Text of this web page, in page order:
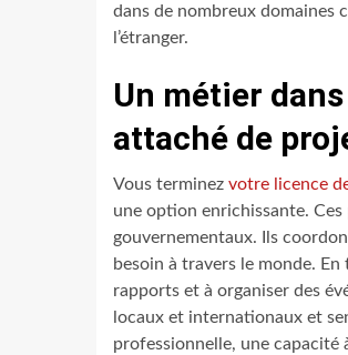
dans de nombreux domaines
l’étranger.
Un métier
attaché de
Vous terminez votre licence
une option enrichissante.
gouvernementaux. Ils
besoin à travers le monde.
rapports et à organiser des
locaux et internationaux et
professionnelle, une capacité